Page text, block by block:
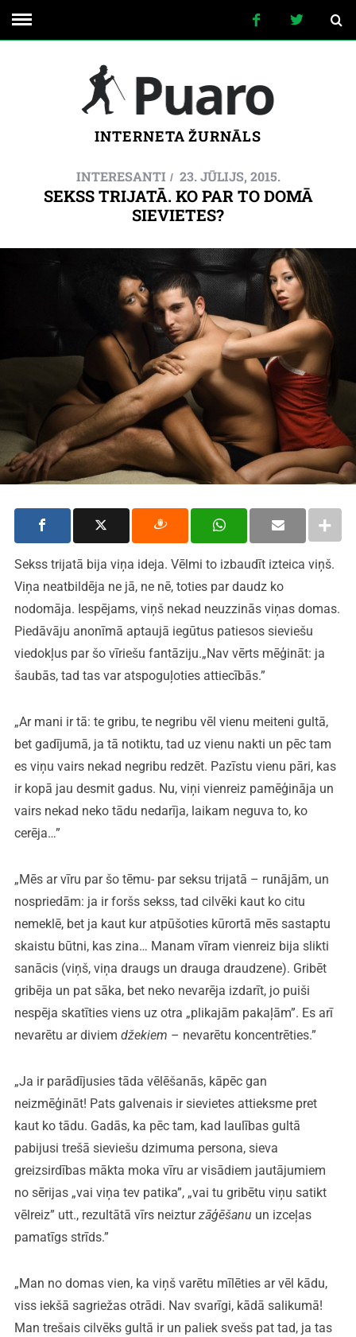
INTERNETA ŽURNĀLS
INTERESANTI 23. JŪLIJS, 2015.
SEKSS TRIJATĀ. KO PAR TO DOMĀ
SIEVIETES?
Sekss trijatā bija viņa ideja. Vēlmi to izbaudīt izteica viņš.
Viņa neatbildēja ne jā, ne nē, toties par daudz ko
nodomāja. Iespējams, viņš nekad neuzzinās viņas domas.
Piedāvāju anonīmā aptaujā iegūtus patiesos sieviešu
viedokļus par šo vīriešu fantāziju.„Nav vērts mēģināt: ja
šaubās, tad tas var atspoguļoties attiecībās.”
„Ar mani ir tā: te gribu, te negribu vēl vienu meiteni gultā,
bet gadījumā, ja tā notiktu, tad uz vienu nakti un pēc tam
es viņu vairs nekad negribu redzēt. Pazīstu vienu pāri, kas
ir kopā jau desmit gadus. Nu, viņi vienreiz pamēģināja un
vairs nekad neko tādu nedarīja, laikam neguva to, ko
cerēja…”
„Mēs ar vīru par šo tēmu- par seksu trijatā – runājām, un
nospriedām: ja ir foršs sekss, tad cilvēki kaut ko citu
nemeklē, bet ja kaut kur atpūšoties kūrortā mēs sastaptu
skaistu būtni, kas zina… Manam vīram vienreiz bija slikti
sanācis (viņš, viņa draugs un drauga draudzene). Gribēt
gribēja un pat sāka, bet neko nevarēja izdarīt, jo puiši
nespēja skatīties viens uz otra „plikajām pakaļām”. Es arī
nevarētu ar diviem džekiem – nevarētu koncentrēties.”
„Ja ir parādījusies tāda vēlēšanās, kāpēc gan
neizmēģināt! Pats galvenais ir sievietes attieksme pret
kaut ko tādu. Gadās, ka pēc tam, kad laulības gultā
pabijusi trešā sieviešu dzimuma persona, sieva
greizsirdības mākta moka vīru ar visādiem jautājumiem
no sērijas „vai viņa tev patika”, „vai tu gribētu viņu satikt
vēlreiz” utt., rezultātā vīrs neizturzāģēšanu un izceļas
pamatīgs strīds.”
„Man no domas vien, ka viņš varētu mīlēties ar vēl kādu,
viss iekšā sagriežas otrādi. Nav svarīgi, kādā salikumā!
Man trešais cilvēks gultā ir un paliek svešs pat tad, ja tas